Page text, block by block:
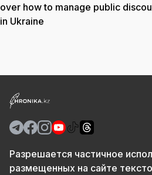
over how to manage public
in Ukraine
Разрешается частичное
размещенных на сайте